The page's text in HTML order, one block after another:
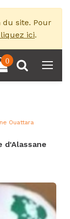
du site. Pour
ici.
0
Ouattara
d'Alassane